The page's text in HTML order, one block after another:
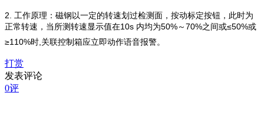
2. 工作原理：磁钢以一定的转速划过检测面，按动标定按钮，此时为
正常转速，当所测转速显示值在10s 内均为50% ～ 70%之间或≤50%或
≥110%时 关联控制箱应立即动作语音报警。
打赏
发表评论
0评